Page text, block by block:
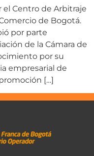
Centro de Arbitraje
de Bogotá.
por parte
de la Cámara de
por su
empresarial de
[…]